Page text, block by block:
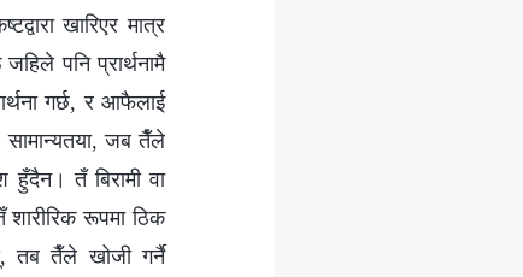
खारिएर मात्र
पनि प्रार्थनामै
गर्छ, र आफैलाई
जब तैँले
हुँदैन। तँ बिरामी वा
रूपमा ठिक
तब तैँले खोजी गर्नै